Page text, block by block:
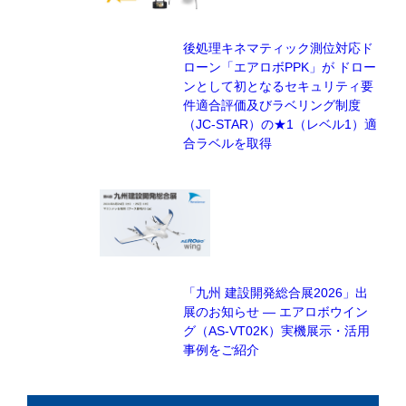
後処理キネマティック測位対応ド
ローン「エアロボPPK」が ドロー
ンとして初となるセキュリティ要
件適合評価及びラベリング制度
（JC-STAR）の★1（レベル1）適
合ラベルを取得
「九州 建設開発総合展2026」出
展のお知らせ — エアロボウイン
グ（AS-VT02K）実機展示・活用
事例をご紹介